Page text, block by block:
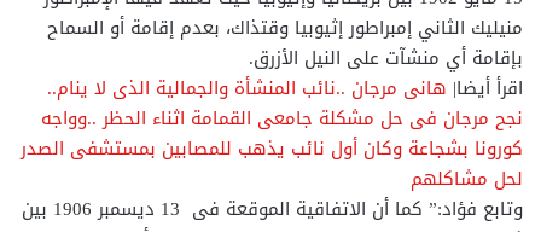
منيليك الثاني إمبراطور إثيوبيا وقتذاك، بعدم إقامة أو السماح
بإقامة أي منشآت على النيل الأزرق.
اقرأ أيضا| هانى مرجان ..نائب المنشأة والجمالية الذى لا ينام..
نجح مرجان فى حل مشكلة جامعى القمامة اثناء الحظر ..وواجه
كورونا بشجاعة وكان أول نائب يذهب للمصابين بمستشفى الصدر
لحل مشاكلهم
وتابع فؤاد:” كما أن الاتفاقية الموقعة فى 13 ديسمبر 1906 بين